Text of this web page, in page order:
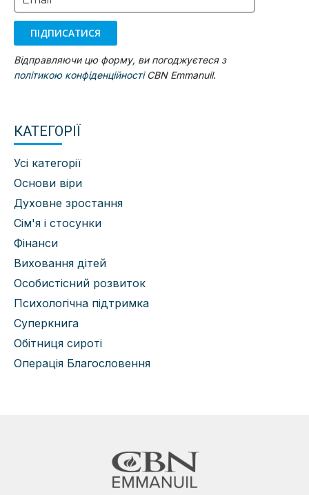
ПІДПИСАТИСЯ
Відправляючи цю форму, ви погоджуєтеся з
політикою конфіденційностіCBN Emmanuil.
КАТЕГОРІЇ
Усі категорії
Основи віри
Духовне зростання
Сім'я і стосунки
Фінанси
Виховання дітей
Особистісний розвиток
Психологічна підтримка
Суперкнига
Обітниця сироті
Операція Благословення